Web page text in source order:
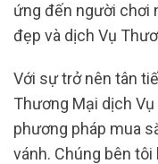
ứng đến người chơi
đẹp và dịch Vụ
Với sự trở nên tân
Thương Mại dịch
phương pháp mua
vánh. Chúng bên